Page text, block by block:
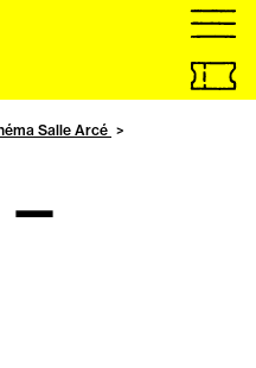
Billetterie
en
menu
Salle Arcé
—